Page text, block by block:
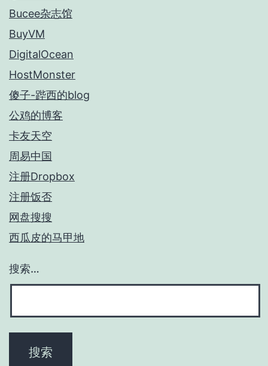
Bucee杂志馆
BuyVM
DigitalOcean
HostMonster
傻子-跸西的blog
公鸡的博客
卡友天空
周易中国
注册Dropbox
注册饭否
网盘搜搜
西瓜皮的马甲地
搜索…